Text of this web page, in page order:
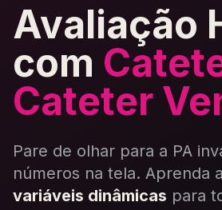
Avaliação
com
Cateter
Pare de olhar para a PA
números na tela. Aprenda a
variáveis dinâmicas para